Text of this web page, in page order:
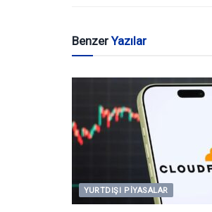
BenzerYazılar
YURTDIŞI PIYASALAR